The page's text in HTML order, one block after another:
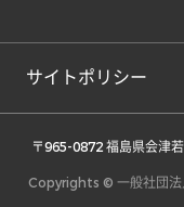
サイトポリシー
〒965-0872 福島県会津
Copyrights © 一般社団